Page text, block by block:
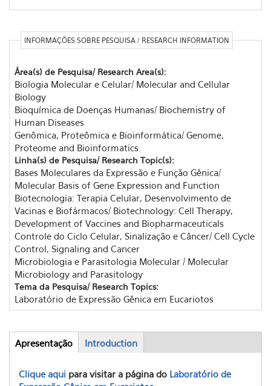
INFORMAÇÕES SOBRE PESQUISA / RESEARCH INFORMATION
Área(s) de Pesquisa/ Research Area(s):
Biologia Molecular e Celular/ Molecular and Cellular
Biology
Bioquímica de Doenças Humanas/ Biochemistry of
Human Diseases
Genômica, Proteômica e Bioinformática/ Genome,
Proteome and Bioinformatics
Linha(s) de Pesquisa/ Research Topic(s):
Bases Moleculares da Expressão e Função Gênica/
Molecular Basis of Gene Expression and Function
Biotecnologia: Terapia Celular, Desenvolvimento de
Vacinas e Biofármacos/ Biotechnology: Cell Therapy,
Development of Vaccines and Biopharmaceuticals
Controle do Ciclo Celular, Sinalização e Câncer/ Cell Cycle
Control, Signaling and Cancer
Microbiologia e Parasitologia Molecular / Molecular
Microbiology and Parasitology
Tema da Pesquisa/ Research Topics:
Laboratório de Expressão Gênica em Eucariotos
Abas
Apresentação (aba
ativa)
Introduction
Clique aqui para visitar a página do Laboratório de